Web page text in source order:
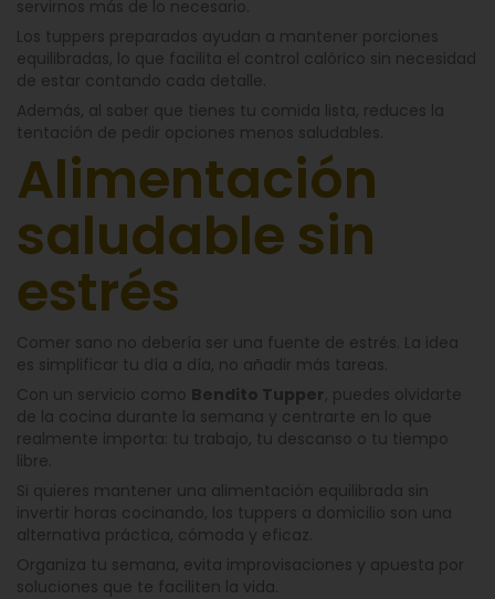
servirnos más de lo necesario.
Los tuppers preparados ayudan a mantener porciones
equilibradas, lo que facilita el control calórico sin necesidad
de estar contando cada detalle.
Además, al saber que tienes tu comida lista, reduces la
tentación de pedir opciones menos saludables.
Alimentación
saludable sin
estrés
Comer sano no debería ser una fuente de estrés. La idea
es simplificar tu día a día, no añadir más tareas.
Con un servicio como Bendito Tupper, puedes olvidarte
de la cocina durante la semana y centrarte en lo que
realmente importa: tu trabajo, tu descanso o tu tiempo
libre.
Si quieres mantener una alimentación equilibrada sin
invertir horas cocinando, los tuppers a domicilio son una
alternativa práctica, cómoda y eficaz.
Organiza tu semana, evita improvisaciones y apuesta por
soluciones que te faciliten la vida.